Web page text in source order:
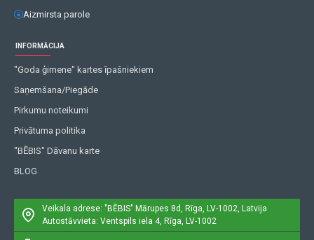
Aizmirsta parole
INFORMĀCIJA
"Goda ģimene" kartes īpašniekiem
Saņemšana/Piegāde
Pirkumu noteikumi
Privātuma politika
"BĒBIS" Dāvanu karte
BLOG
Veikala adrese: "BĒBIS" Mārupes 8d, Rīga, LV-1002, Latvija
Autostāvvieta: Ventspils iela 4, Rīga, LV-1002